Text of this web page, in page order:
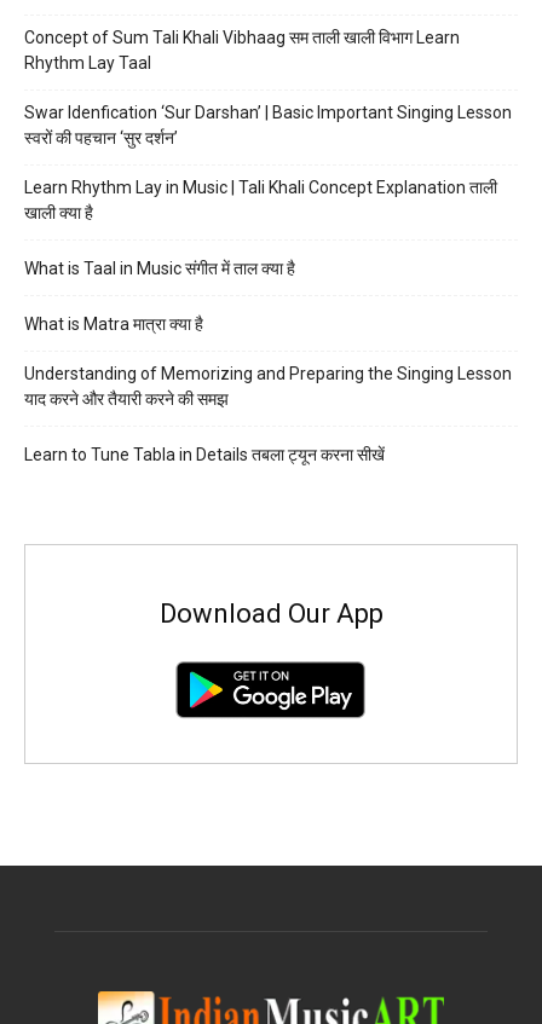
Concept of Sum Tali Khali Vibhaag सम ताली खाली विभाग Learn
Rhythm Lay Taal
Swar Idenfication ‘Sur Darshan’ | Basic Important Singing Lesson
स्वरों की पहचान ‘सुर दर्शन’
Learn Rhythm Lay in Music | Tali Khali Concept Explanation ताली
खाली क्या है
What is Taal in Music संगीत में ताल क्या है
What is Matra मात्रा क्या है
Understanding of Memorizing and Preparing the Singing Lesson
याद करने और तैयारी करने की समझ
Learn to Tune Tabla in Details तबला ट्यून करना सीखें
Download Our App